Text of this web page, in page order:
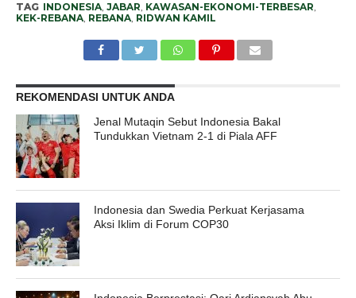
TAG INDONESIA, JABAR, KAWASAN-EKONOMI-TERBESAR,
KEK-REBANA, REBANA, RIDWAN KAMIL
REKOMENDASI UNTUK ANDA
Jenal Mutaqin Sebut Indonesia Bakal
Tundukkan Vietnam 2-1 di Piala AFF
Indonesia dan Swedia Perkuat Kerjasama
Aksi Iklim di Forum COP30